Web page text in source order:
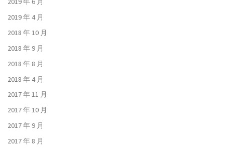
2019 年 4 月
2018 年 10 月
2018 年 9 月
2018 年 8 月
2018 年 4 月
2017 年 11 月
2017 年 10 月
2017 年 9 月
2017 年 8 月